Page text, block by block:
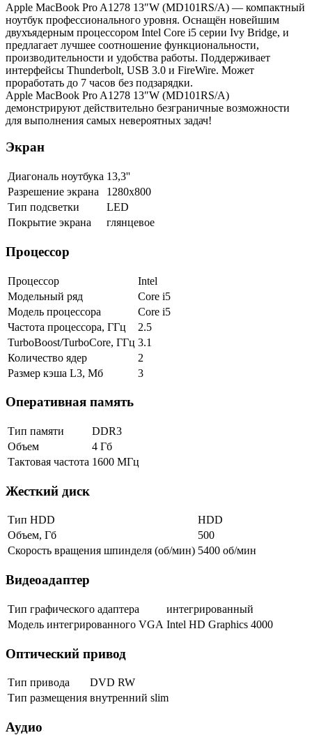
Apple MacBook Pro A1278 13″W (MD101RS/A) — компактный
ноутбук профессионального уровня. Оснащён новейшим
двухъядерным процессором Intel Core i5 серии Ivy Bridge, и
предлагает лучшее соотношение функциональности,
производительности и удобства работы. Поддерживает
интерфейсы Thunderbolt, USB 3.0 и FireWire. Может
проработать до 7 часов без подзарядки.
Apple MacBook Pro A1278 13″W (MD101RS/A)
демонстрируют действительно безграничные возможности
для выполнения самых невероятных задач!
Экран
Диагональ ноутбука 13,3''
Разрешение экрана
1280x800
Тип подсветки
LED
Покрытие экрана
глянцевое
Процессор
Процессор
Intel
Модельный ряд
Core i5
Модель процессора
Core i5
Частота процессора, ГГц
2.5
TurboBoost/TurboCore, ГГц 3.1
Количество ядер
2
Размер кэша L3, Мб
3
Оперативная память
Тип памяти
DDR3
Объем
4 Гб
Тактовая частота 1600 МГц
Жесткий диск
Тип HDD
HDD
Объем, Гб
500
Скорость вращения шпинделя (об/мин) 5400 об/мин
Видеоадаптер
Тип графического адаптера
интегрированный
Модель интегрированного VGA Intel HD Graphics 4000
Оптический привод
Тип привода
DVD RW
Тип размещения внутренний slim
Аудио